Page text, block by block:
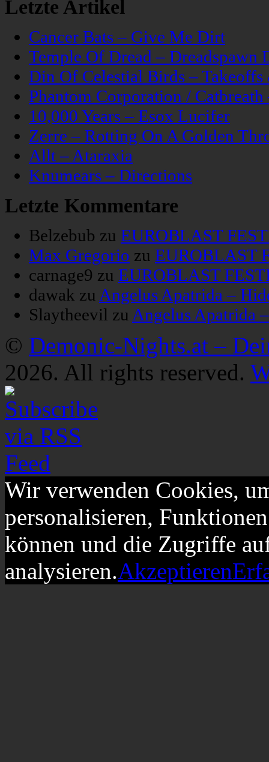
Letzte Artikel
Cancer Bats – Give Me Dirt
Temple Of Dread – Dreadspawn
Din Of Celestial Birds –
Phantom Corporation /
10,000 Years – Esox Lucifer
Zerre – Rotting On A Golden
Allt – Ataraxia
Knumears – Directions
Letzte Kommentare
Belzebub zu EUROBLAST
Max Gregorio zu EUROBLAST
carnage9 zu EUROBLAST
dawak zu Angelus Apatrida –
Slaytheevil zu Angelus Apatrida
© Demonic-Nights.at –
2026. All rights reserved.
Wir verwenden Cookies,
personalisieren,
können und die Zugriffe
analysieren.Akzeptieren